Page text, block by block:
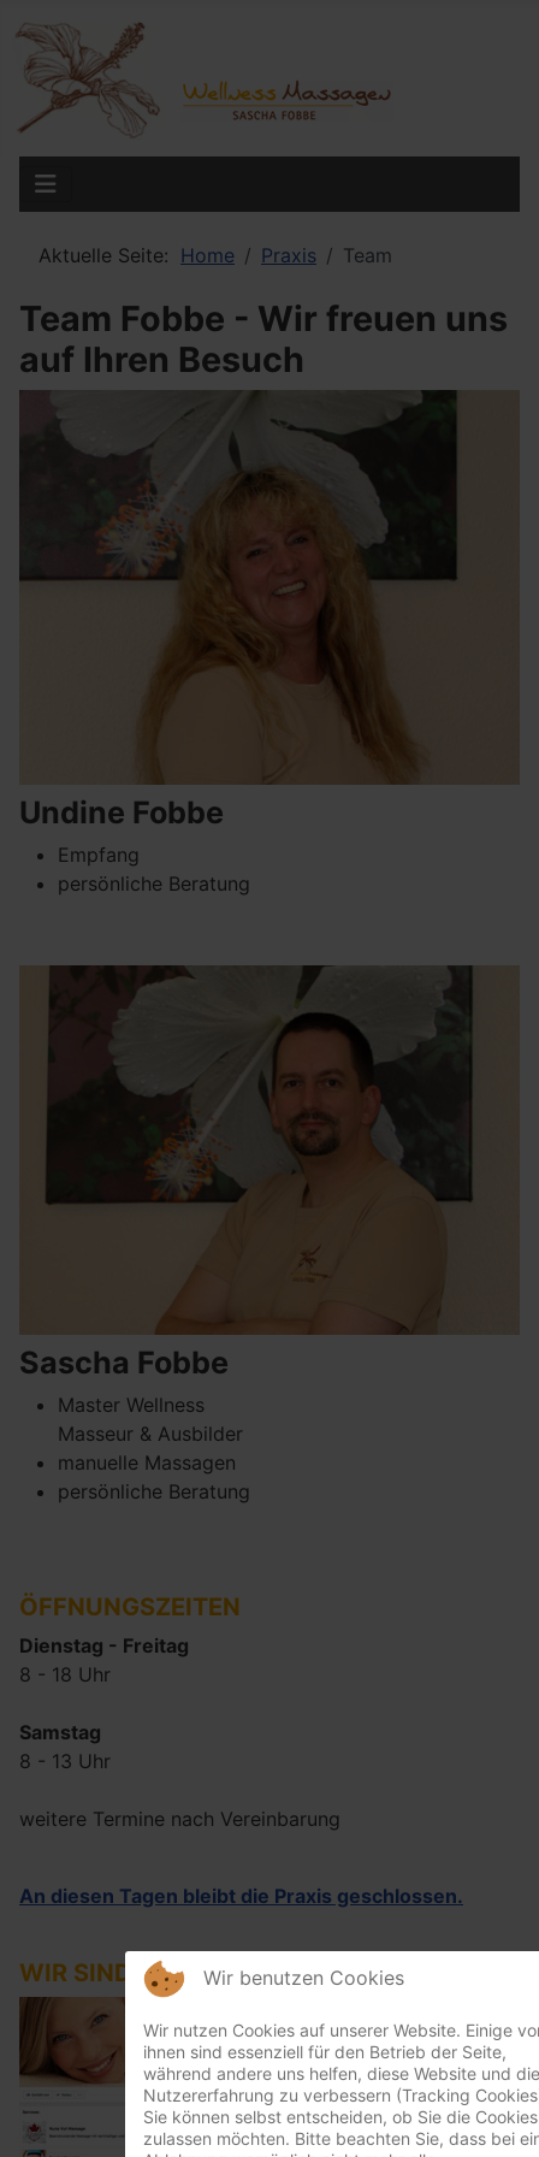
Aktuelle Seite: Home Praxis Team
Team Fobbe - Wir freuen uns
auf Ihren Besuch
Undine Fobbe
Empfang
persönliche Beratung
Sascha Fobbe
Master Wellness
Masseur & Ausbilder
manuelle Massagen
persönliche Beratung
ÖFFNUNGSZEITEN
Dienstag - Freitag
8 - 18 Uhr
Samstag
8 - 13 Uhr
weitere Termine nach Vereinbarung
An diesen Tagen bleibt die Praxis geschlossen.
WIR SIND AUF FACEBOOK
Wir benutzen Cookies
Wir nutzen Cookies auf unserer Website. Einige
ihnen sind essenziell für den Betrieb der Seite,
während andere uns helfen, diese Website und die
Nutzererfahrung zu verbessern (Tracking
Sie können selbst entscheiden, ob Sie die Cookies
zulassen möchten. Bitte beachten Sie, dass bei